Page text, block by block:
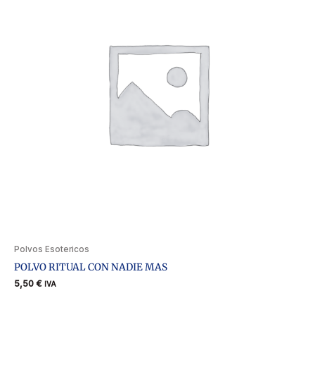
Polvos Esotericos
POLVO RITUAL CON NADIE MAS
5,50 € IVA